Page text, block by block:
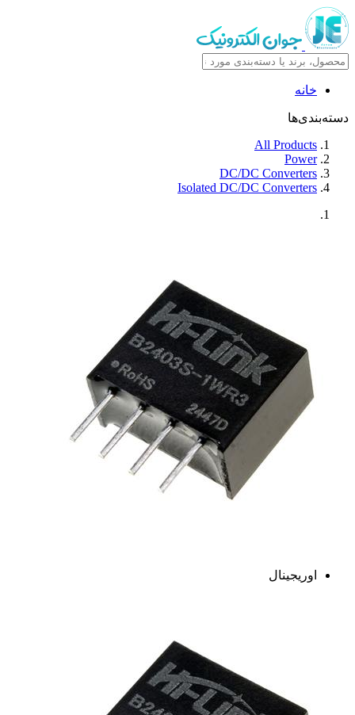
خانه
دسته‌بندی‌ها
All Products
Power
DC/DC Converters
Isolated DC/DC Converters
اوریجینال